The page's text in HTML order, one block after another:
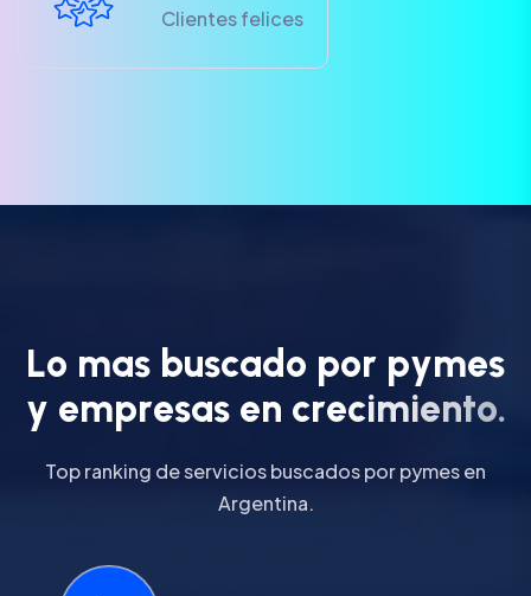
Clientes felices
Lo mas buscado por pymes
y empresas en crecimiento.
Top ranking de servicios buscados por pymes en
Argentina.